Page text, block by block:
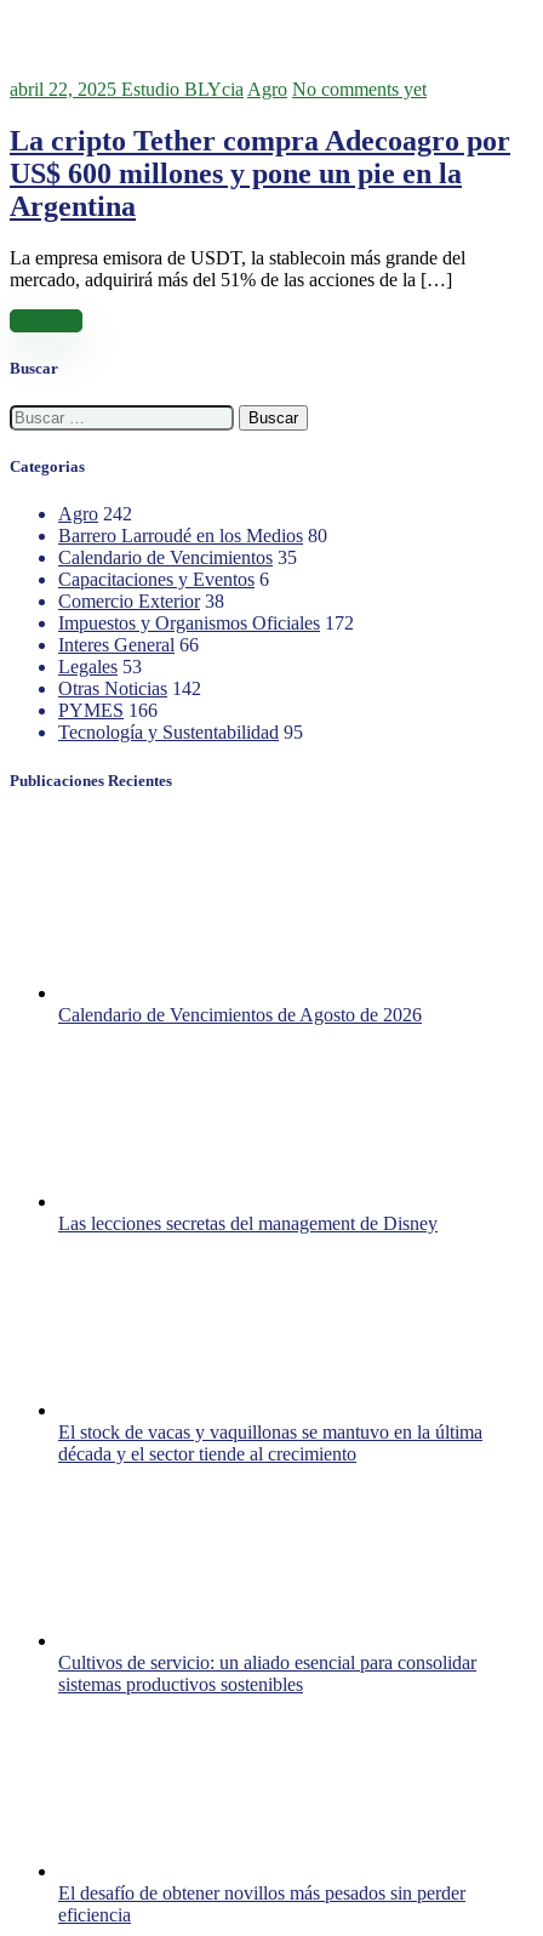
abril 22, 2025 Estudio BLYcia Agro No comments yet
La cripto Tether compra Adecoagro por
US$ 600 millones y pone un pie en la
Argentina
La empresa emisora de USDT, la stablecoin más grande del
mercado, adquirirá más del 51% de las acciones de la […]
Buscar
Buscar:
Categorias
Agro 242
Barrero Larroudé en los Medios 80
Calendario de Vencimientos 35
Capacitaciones y Eventos 6
Comercio Exterior 38
Impuestos y Organismos Oficiales 172
Interes General 66
Legales 53
Otras Noticias 142
PYMES 166
Tecnología y Sustentabilidad 95
Publicaciones Recientes
Calendario de Vencimientos de Agosto de 2026
Las lecciones secretas del management de Disney
El stock de vacas y vaquillonas se mantuvo en la última
década y el sector tiende al crecimiento
Cultivos de servicio: un aliado esencial para consolidar
sistemas productivos sostenibles
El desafío de obtener novillos más pesados sin perder
eficiencia